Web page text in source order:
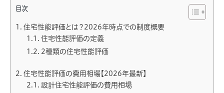
目次
住宅性能評価とは？2026年時点での制度概要
住宅性能評価の定義
2種類の住宅性能評価
住宅性能評価の費用相場【2026年最新】
設計住宅性能評価の費用相場